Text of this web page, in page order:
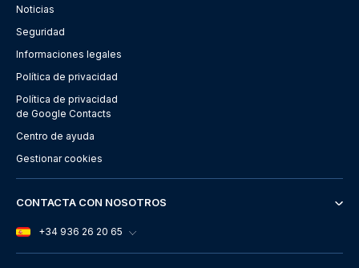
Noticias
Seguridad
Informaciones legales
Política de privacidad
Política de privacidad
de Google Contacts
Centro de ayuda
Gestionar cookies
CONTACTA CON NOSOTROS
+34 936 26 20 65